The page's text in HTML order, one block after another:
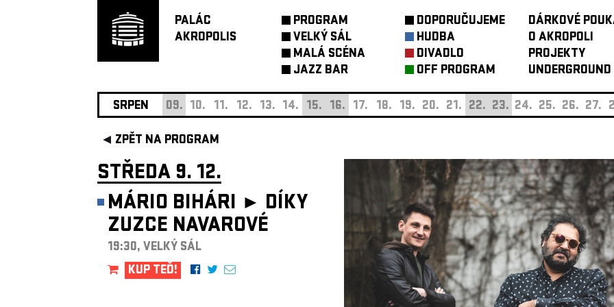
PALÁC
AKROPOLIS
PROGRAM
VELKÝ SÁL
MALÁ SCÉNA
JAZZ BAR
DOPORUČUJEME
HUDBA
DIVADLO
OFF PROGRAM
DÁRKOVÉ
O AKROPOLI
PROJEKTY
UNDERGROUND
SRPEN 09. 10. 11. 12. 13. 14. 15. 16. 17. 18. 19. 20. 21. 22. 23. 24. 25. 26. 27.
ZPĚT NA PROGRAM
STŘEDA 9. 12.
MÁRIO BIHÁRI ► DÍKY
ZUZCE NAVAROVÉ
19:30, VELKÝ SÁL
KUP TEĎ!